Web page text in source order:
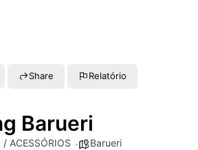
Share Relatório
Barueri
ACESSÓRIOS Barueri